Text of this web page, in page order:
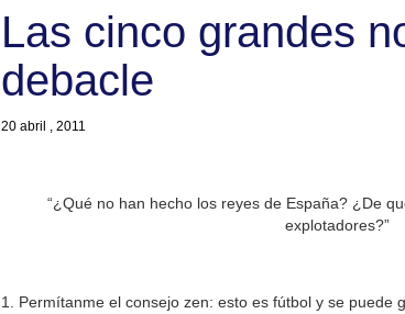
Las cinco grandes
debacle
20 abril , 2011
“¿Qué no han hecho los reyes de España? ¿De
explotadores?”
1. Permítanme el consejo zen: esto es fútbol y se puede